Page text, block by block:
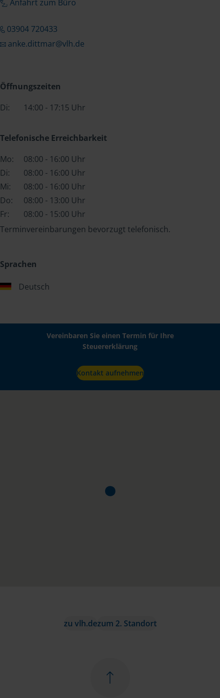
Anfahrt zum Büro
03904 720433
anke.dittmar@vlh.de
Öffnungszeiten
Di:
14:00 - 17:15 Uhr
Telefonische Erreichbarkeit
Mo:
08:00 - 16:00 Uhr
Di:
08:00 - 16:00 Uhr
Mi:
08:00 - 16:00 Uhr
Do:
08:00 - 13:00 Uhr
Fr:
08:00 - 15:00 Uhr
Terminvereinbarungen bevorzugt telefonisch.
Sprachen
Deutsch
Vereinbaren Sie einen Termin für Ihre
Steuererklärung
Kontakt aufnehmen
zu vlh.dezum 2. Standort